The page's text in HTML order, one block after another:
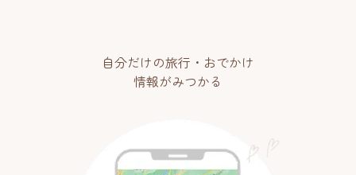
自分だけの旅行・おでかけ
情報がみつかる